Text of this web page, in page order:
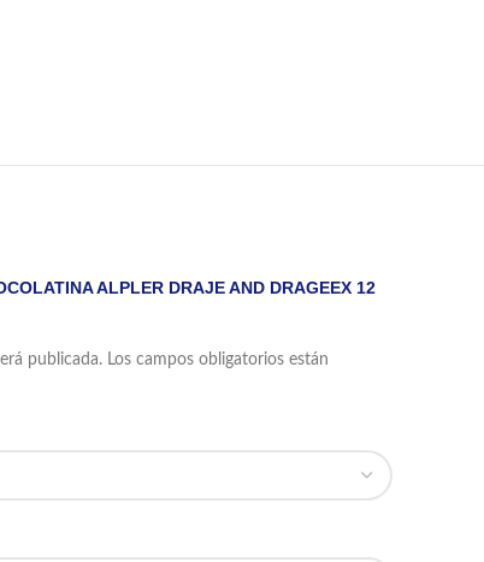
ALPLER DRAJE AND DRAGEEX 12
publicada. Los campos obligatorios están